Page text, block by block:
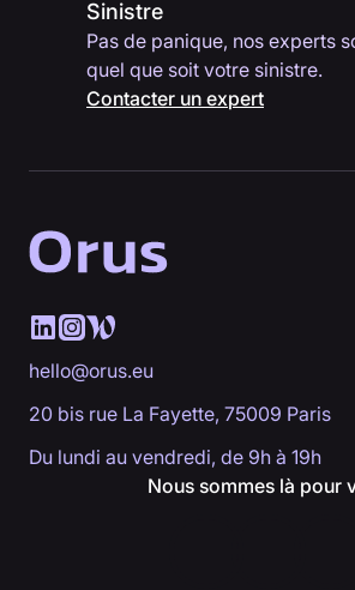
Sinistre
Pas de panique, nos experts
quel que soit votre sinistre.
Contacter un expert
hello@orus.eu
20 bis rue La Fayette, 75009 Paris
Du lundi au vendredi, de 9h à 19h
Nous sommes là pour